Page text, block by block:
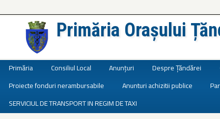
Primăria Orașului
Primăria Consiliul Local Anunțuri Despre Țăndărei
Proiecte fonduri nerambursabile
Anunturi achizitii publice
SERVICIUL DE TRANSPORT IN REGIM DE TAXI